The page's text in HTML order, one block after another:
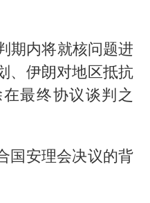
期内将就核问题进
、伊朗对地区抵抗
最终协议谈判之
国安理会决议的背